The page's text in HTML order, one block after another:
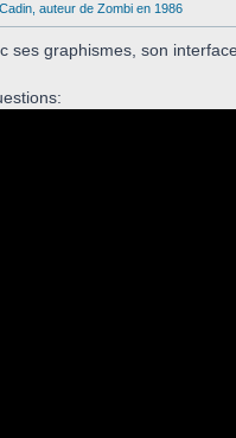
auteur de Zombi en 1986
ses graphismes, son